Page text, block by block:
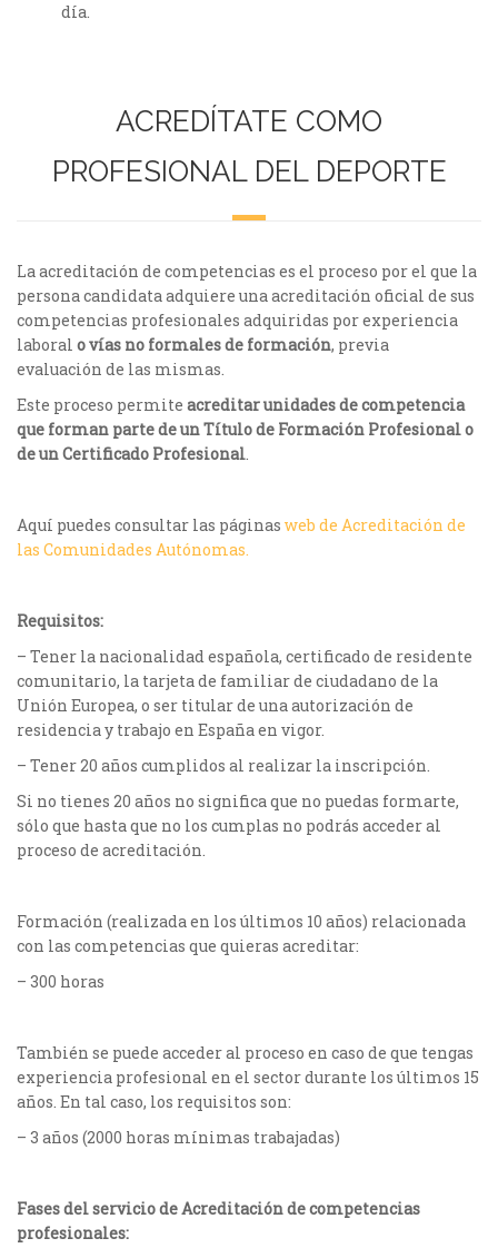
día.
ACREDÍTATE COMO
PROFESIONAL DEL DEPORTE
La acreditación de competencias es el proceso por el que la
persona candidata adquiere una acreditación oficial de sus
competencias profesionales adquiridas por experiencia
laboral o vías no formales de formación, previa
evaluación de las mismas.
Este proceso permite acreditar unidades de competencia
que forman parte de un Título de Formación Profesional o
de un Certificado Profesional.
Aquí puedes consultar las páginas web de Acreditación de
las Comunidades Autónomas.
Requisitos:
– Tener la nacionalidad española, certificado de residente
comunitario, la tarjeta de familiar de ciudadano de la
Unión Europea, o ser titular de una autorización de
residencia y trabajo en España en vigor.
– Tener 20 años cumplidos al realizar la inscripción.
Si no tienes 20 años no significa que no puedas formarte,
sólo que hasta que no los cumplas no podrás acceder al
proceso de acreditación.
Formación (realizada en los últimos 10 años) relacionada
con las competencias que quieras acreditar:
– 300 horas
También se puede acceder al proceso en caso de que tengas
experiencia profesional en el sector durante los últimos 15
años. En tal caso, los requisitos son:
– 3 años (2000 horas mínimas trabajadas)
Fases del servicio de Acreditación de competencias
profesionales: